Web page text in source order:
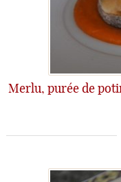
Merlu, purée de